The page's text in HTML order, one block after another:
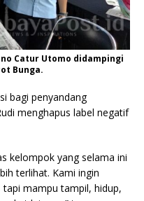
Catur Utomo didampingi
Bunga.
bagi penyandang
menghapus label negatif
kelompok yang selama ini
terlihat. Kami ingin
mampu tampil, hidup,